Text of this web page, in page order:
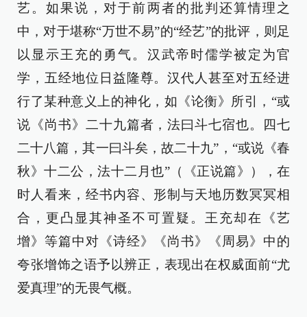
艺。如果说，对于前两者的批判还算情理之
中，对于堪称“万世不易”的“经艺”的批评，则足
以显示王充的勇气。汉武帝时儒学被定为官
学，五经地位日益隆尊。汉代人甚至对五经进
行了某种意义上的神化，如《论衡》所引，“或
说《尚书》二十九篇者，法曰斗七宿也。四七
二十八篇，其一曰斗矣，故二十九”，“或说《春
秋》十二公，法十二月也”（《正说篇》），在
时人看来，经书内容、形制与天地历数冥冥相
合，更凸显其神圣不可置疑。王充却在《艺
增》等篇中对《诗经》《尚书》《周易》中的
夸张增饰之语予以辨正，表现出在权威面前“尤
爱真理”的无畏气概。